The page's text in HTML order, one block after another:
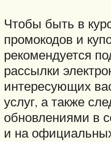
Чтобы быть в
промокодов и
рекомендуется
рассылки
интересующих
услуг, а также
обновлениями в
и на